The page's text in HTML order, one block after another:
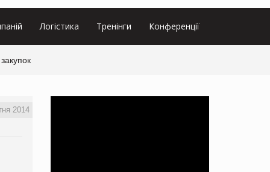
Логістика Тренінги Конференції
2014